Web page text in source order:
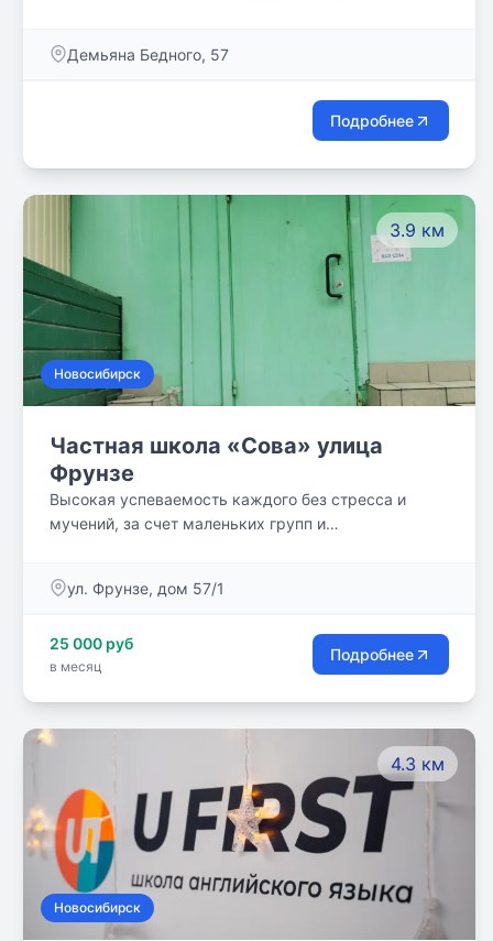
международного обмена и более 10 золотых
Демьяна Бедного, 57
Подробнее
3.9 км
Новосибирск
Частная школа «Сова» улица
Фрунзе
Высокая успеваемость каждого без стресса и
мучений, за счет маленьких групп и
ул. Фрунзе, дом 57/1
25 000 руб
в месяц
Подробнее
4.3 км
Новосибирск